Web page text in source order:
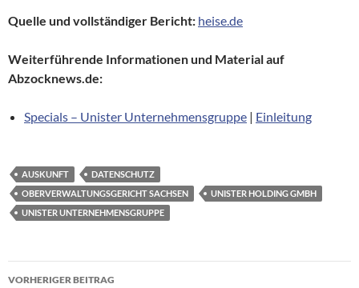
Quelle und vollständiger Bericht: heise.de
Weiterführende Informationen und Material auf
Abzocknews.de:
Specials – Unister Unternehmensgruppe | Einleitung
AUSKUNFT
DATENSCHUTZ
OBERVERWALTUNGSGERICHT SACHSEN
UNISTER HOLDING GMBH
UNISTER UNTERNEHMENSGRUPPE
Beitragsnavigation
VORHERIGER BEITRAG